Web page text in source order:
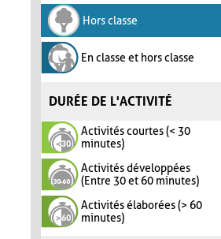
Hors classe
En classe et hors classe
DURÉE DE L'ACTIVITÉ
Activités courtes (< 30
minutes)
Activités développées
(Entre 30 et 60 minutes)
Activités élaborées (> 60
minutes)